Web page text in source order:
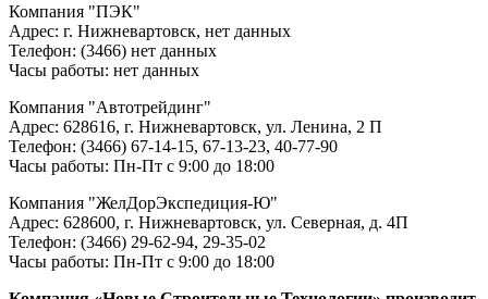
Компания "ПЭК"
Адрес: г. Нижневартовск, нет данных
Телефон: (3466) нет данных
Часы работы: нет данных
Компания "Автотрейдинг"
Адрес: 628616, г. Нижневартовск, ул. Ленина, 2 П
Телефон: (3466) 67-14-15, 67-13-23, 40-77-90
Часы работы: Пн-Пт с 9:00 до 18:00
Компания "ЖелДорЭкспедиция-Ю"
Адрес: 628600, г. Нижневартовск, ул. Северная, д. 4П
Телефон: (3466) 29-62-94, 29-35-02
Часы работы: Пн-Пт с 9:00 до 18:00